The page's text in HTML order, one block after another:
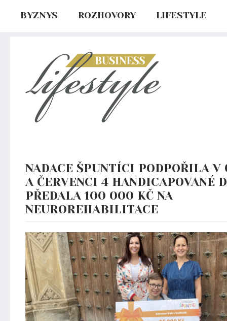
BYZNYS ROZHOVORY LIFESTYLE
NADACE ŠPUNTÍCI PODPOŘILA V
A ČERVENCI 4 HANDICAPOVANÉ
PŘEDALA 100 000 KČ NA
NEUROREHABILITACE